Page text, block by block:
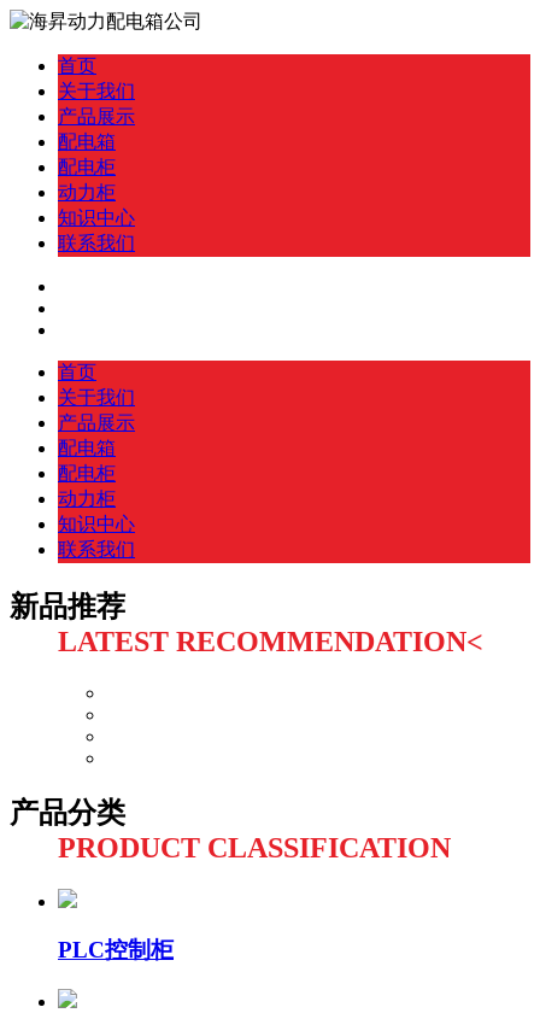
首页
关于我们
产品展示
配电箱
配电柜
动力柜
知识中心
联系我们
首页
关于我们
产品展示
配电箱
配电柜
动力柜
知识中心
联系我们
新品推荐
LATEST RECOMMENDATION<
产品分类
PRODUCT CLASSIFICATION
PLC控制柜